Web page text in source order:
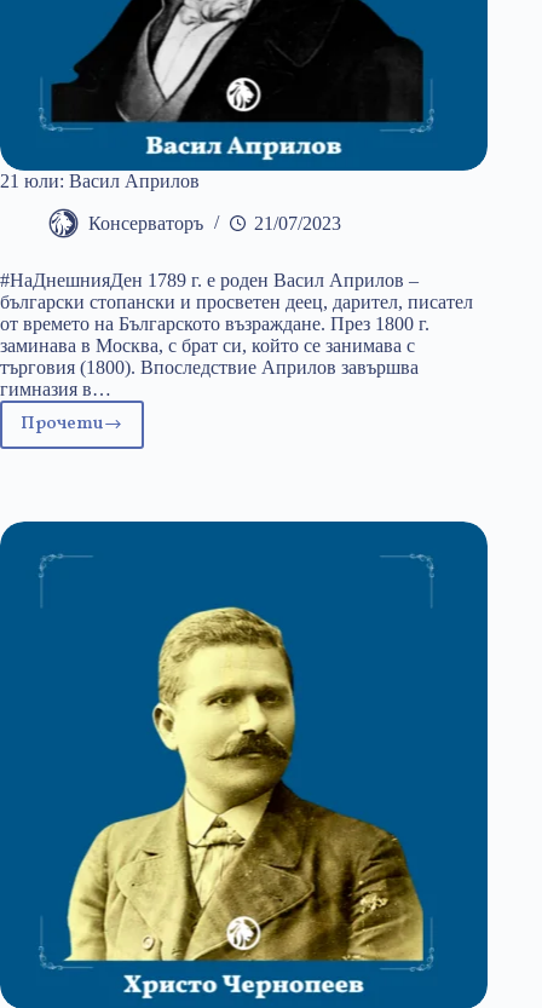
21 юли: Васил Априлов
Консерваторъ 21/07/2023
#НаДнешнияДен 1789 г. е роден Васил Априлов –
български стопански и просветен деец, дарител, писател
от времето на Българското възраждане. През 1800 г.
заминава в Москва, с брат си, който се занимава с
търговия (1800). Впоследствие Априлов завършва
гимназия в…
Прочети
21